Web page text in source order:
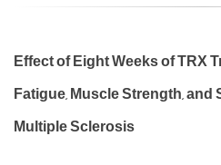
Effect of Eight Weeks of TRX
Fatigue, Muscle Strength, and
Multiple Sclerosis